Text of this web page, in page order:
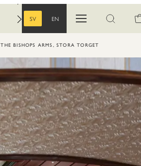
SV
EN
Öppna menynÖppna sök
THE BISHOPS ARMS, STORA TORGET